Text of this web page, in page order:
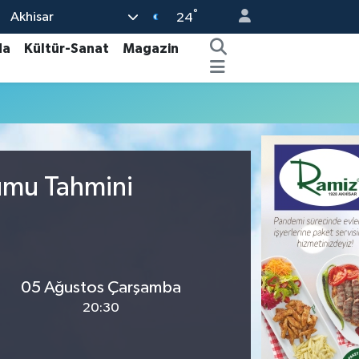
Akhisar 24°
Kültür-Sanat
Magazin
Tahmini
05 Ağustos Çarşamba
20:30